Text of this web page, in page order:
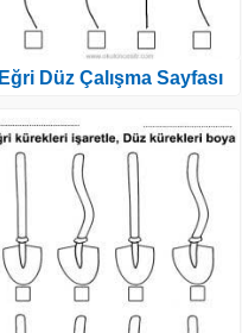
Eğri Düz Çalışma Sayfası